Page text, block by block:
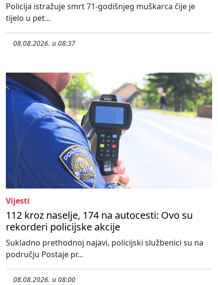
Policija istražuje smrt 71-godišnjeg muškarca čije je
tijelo u pet...
08.08.2026. u 08:37
Vijesti
112 kroz naselje, 174 na autocesti: Ovo su
rekorderi policijske akcije
Sukladno prethodnoj najavi, policijski službenici su na
području Postaje pr...
08.08.2026. u 08:00